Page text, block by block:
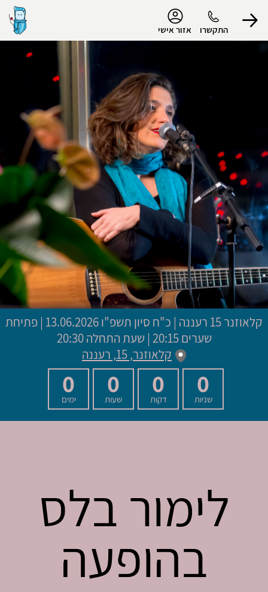
התקשרו אזור אישי
הפרופיל שלי
התנתק
קלאוזנר 15 רעננה | כ"ח סיון תשפ"ו
13.06.2026 | פתיחת
שערים 20:15 | שעת התחלה 20:30
קלאוזנר, 15, רעננה
0
שניות
0
דקות
0
שעות
0
ימים
לימור בלס
בהופעה